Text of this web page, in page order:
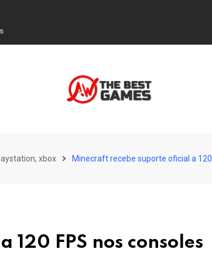
xbox Minecraft recebe suporte oficial a
FPS nos consoles